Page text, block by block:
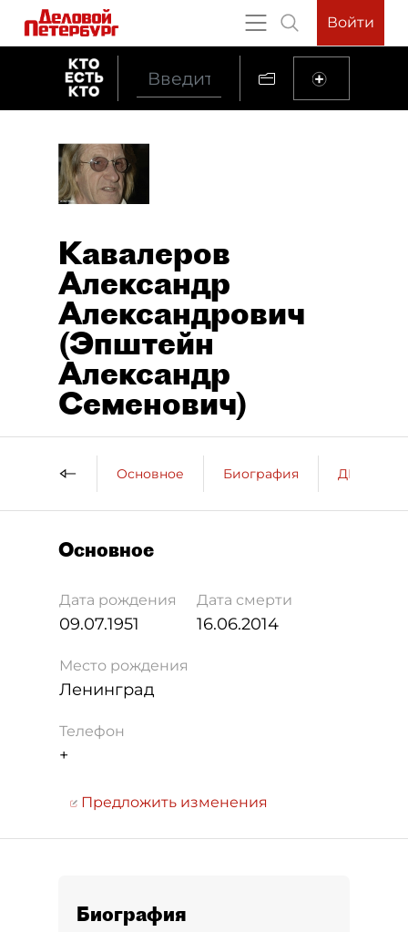
Войти
Кавалеров
Александр
Александрович
(Эпштейн
Александр
Семенович)
Основное Биография ДП о
Основное
Дата рождения
09.07.1951
Дата смерти
16.06.2014
Место рождения
Ленинград
Телефон
+
Предложить изменения
Биография